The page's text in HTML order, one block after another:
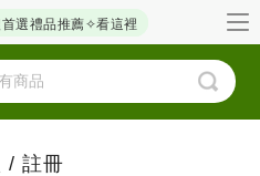
選禮品推薦✧看這裡
/ 註冊